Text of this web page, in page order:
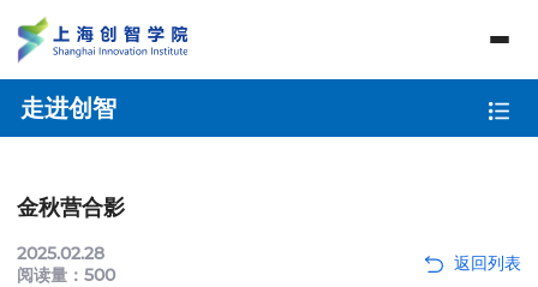
走进创智
金秋营合影
2025.02.28
阅读量： 500